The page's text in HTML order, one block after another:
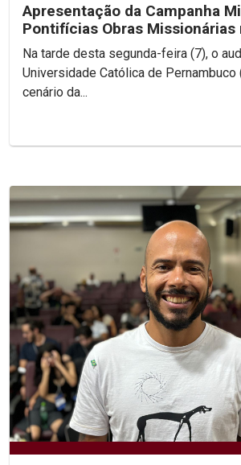
Apresentação da Campanha
Pontifícias Obras Missionárias
aborda...
Na tarde desta segunda-feira (7), o
Universidade Católica de Pernambuco
cenário da...